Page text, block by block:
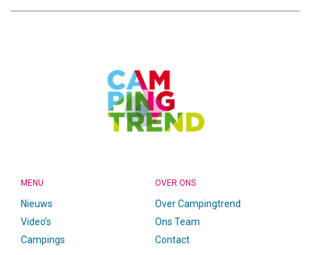
MENU
Nieuws
Video’s
Campings
OVER ONS
Over Campingtrend
Ons Team
Contact